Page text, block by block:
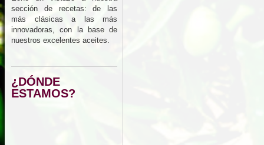
sección de recetas: de las
más clásicas a las más
innovadoras, con la base de
nuestros excelentes aceites.
¿DÓNDE
ESTAMOS?